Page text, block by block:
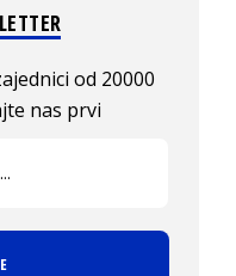
od 20000
nas prvi